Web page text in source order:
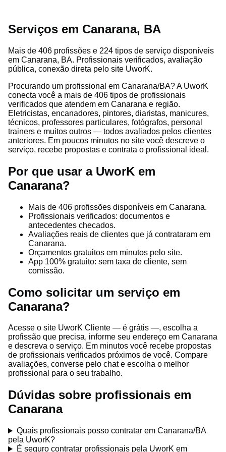
Serviços em Canarana, BA
Mais de 406 profissões e 224 tipos de serviço disponíveis
em Canarana, BA. Profissionais verificados, avaliação
pública, conexão direta pelo site UworK.
Procurando um profissional em Canarana/BA? A UworK
conecta você a mais de 406 tipos de profissionais
verificados que atendem em Canarana e região.
Eletricistas, encanadores, pintores, diaristas, manicures,
técnicos, professores particulares, fotógrafos, personal
trainers e muitos outros — todos avaliados pelos clientes
anteriores. Em poucos minutos no site você descreve o
serviço, recebe propostas e contrata o profissional ideal.
Por que usar a UworK em
Canarana?
Mais de 406 profissões disponíveis em Canarana.
Profissionais verificados: documentos e
antecedentes checados.
Avaliações reais de clientes que já contrataram em
Canarana.
Orçamentos gratuitos em minutos pelo site.
App 100% gratuito: sem taxa de cliente, sem
comissão.
Como solicitar um serviço em
Canarana?
Acesse o site UworK Cliente — é grátis —, escolha a
profissão que precisa, informe seu endereço em Canarana
e descreva o serviço. Em minutos você recebe propostas
de profissionais verificados próximos de você. Compare
avaliações, converse pelo chat e escolha o melhor
profissional para o seu trabalho.
Dúvidas sobre profissionais em
Canarana
Quais profissionais posso contratar em Canarana/BA
pela UworK?
É seguro contratar profissionais pela UworK em